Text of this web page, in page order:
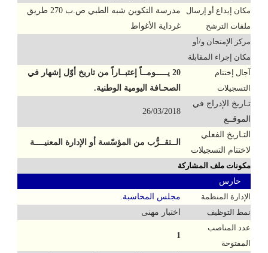
مكان إيداع أو إرسال
ملفات الترشح
مدرسة التكوين شبه الطبي ص.ب 270 طريق
غرداية الأغواط
مركز الإمتحان و/أو
مكان إجراء المقابلة
آجال إختتام
التسجيلات
20 يـــــومــاً إعتبــاراً من تاريخ أوّل إشهار في
الصحـافة اليومية الوطنية.
تـاريخ الإدراج في
الموقــع
26/03/2018
التـاريخ الفعلي
لاختتام التسجيلات
الــتقــرُّب من المؤسّسة أو الإدارة المعنيــــة
مكونات ملف المشاركة
حارس
الإدارة المنظمة
مجلس المحاسبة.
نمط التوظيف
اختبار مهنى
عدد المناصب
المفتوحة
1